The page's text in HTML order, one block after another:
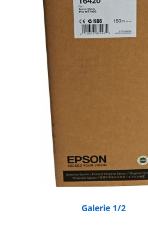
Galerie 1/2